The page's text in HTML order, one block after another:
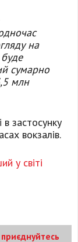
на
буде
сумарно
млн
застосунку
вокзалів.
у світі
приєднуйтесь